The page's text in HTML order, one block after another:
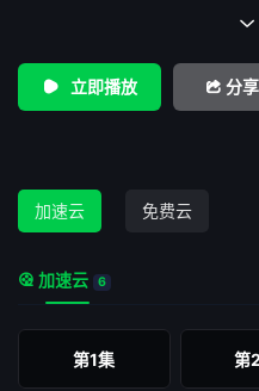
approached by the daughter
about to start university and
stay with the Stiller family.

立即播放 分享
加速云 免费云
加速云 6
第1集 第